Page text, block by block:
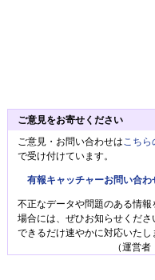
ご意見をお寄せください
ご意見・お問い合わせは こち
で受け付けています。
有報キャッチャーお問い合わ
不正なデータや問題のある情報
場合には、ぜひお知らせくださ
できるだけ速やかに対応いたし
（運営者